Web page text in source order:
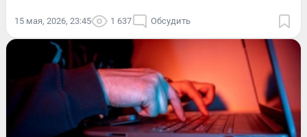
15 мая, 2026, 23:45 1 637 Обсудить